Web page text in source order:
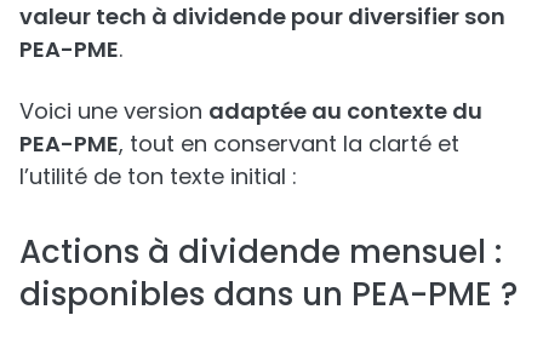
valeur tech à dividende pour diversifier son
PEA-PME.
Voici une version adaptée au contexte du
PEA-PME, tout en conservant la clarté et
l’utilité de ton texte initial :
Actions à dividende mensuel :
disponibles dans un PEA-PME ?